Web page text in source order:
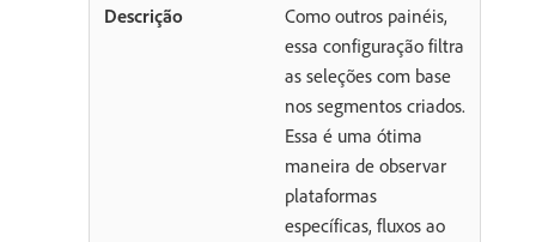
Como outros painéis,
essa configuração filtra
as seleções com base
nos segmentos criados.
Essa é uma ótima
maneira de observar
plataformas
específicas, fluxos ao